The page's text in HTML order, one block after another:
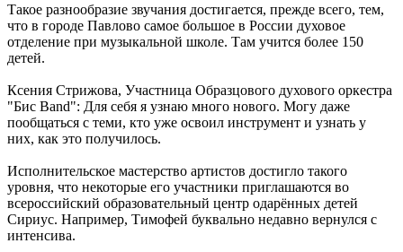
Такое разнообразие звучания достигается, прежде всего, тем,
что в городе Павлово самое большое в России духовое
отделение при музыкальной школе. Там учится более 150
детей.
Ксения Стрижова, Участница Образцового духового оркестра
"Бис Band": Для себя я узнаю много нового. Могу даже
пообщаться с теми, кто уже освоил инструмент и узнать у
них, как это получилось.
Исполнительское мастерство артистов достигло такого
уровня, что некоторые его участники приглашаются во
всероссийский образовательный центр одарённых детей
Сириус. Например, Тимофей буквально недавно вернулся с
интенсива.